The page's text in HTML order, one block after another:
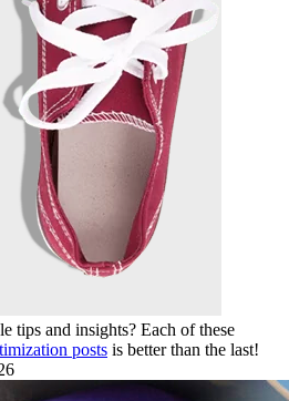
tips and insights? Each of these
posts is better than the last!